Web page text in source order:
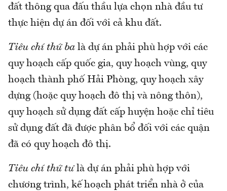
đất thông qua đấu thầu lựa chọn nhà đầu tư
thực hiện dự án đối với cả khu đất.
Tiêu chí thứ ba là dự án phải phù hợp với các
quy hoạch cấp quốc gia, quy hoạch vùng, quy
hoạch thành phố Hải Phòng, quy hoạch xây
dựng (hoặc quy hoạch đô thị và nông thôn),
quy hoạch sử dụng đất cấp huyện hoặc chỉ tiêu
sử dụng đất đã được phân bổ đối với các quận
đã có quy hoạch đô thị.
Tiêu chí thứ tư là dự án phải phù hợp với
chương trình, kế hoạch phát triển nhà ở của